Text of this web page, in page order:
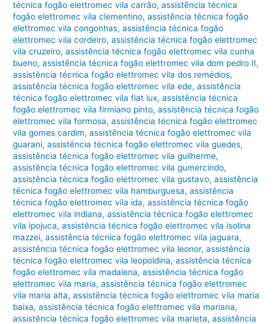
técnica fogão elettromec vila carrão,assistência técnica
fogão elettromec vila clementino,assistência técnica fogão
elettromec vila congonhas,assistência técnica fogão
elettromec vila cordeiro,assistência técnica fogão elettromec
vila cruzeiro,assistência técnica fogão elettromec vila cunha
bueno,assistência técnica fogão elettromec vila dom pedro II,
assistência técnica fogão elettromec vila dos remédios,
assistência técnica fogão elettromec vila ede,assistência
técnica fogão elettromec vila fiat lux,assistência técnica
fogão elettromec vila firmiano pinto,assistência técnica fogão
elettromec vila formosa,assistência técnica fogão elettromec
vila gomes cardim,assistência técnica fogão elettromec vila
guarani,assistência técnica fogão elettromec vila guedes,
assistência técnica fogão elettromec vila guilherme,
assistência técnica fogão elettromec vila gumercindo,
assistência técnica fogão elettromec vila gustavo,assistência
técnica fogão elettromec vila hamburguesa,assistência
técnica fogão elettromec vila ida,assistência técnica fogão
elettromec vila indiana,assistência técnica fogão elettromec
vila ipojuca,assistência técnica fogão elettromec vila isolina
mazzei,assistência técnica fogão elettromec vila jaguara,
assistência técnica fogão elettromec vila leonor,assistência
técnica fogão elettromec vila leopoldina,assistência técnica
fogão elettromec vila madalena,assistência técnica fogão
elettromec vila maria,assistência técnica fogão elettromec
vila maria alta,assistência técnica fogão elettromec vila maria
baixa,assistência técnica fogão elettromec vila mariana,
assistência técnica fogão elettromec vila marieta,assistência